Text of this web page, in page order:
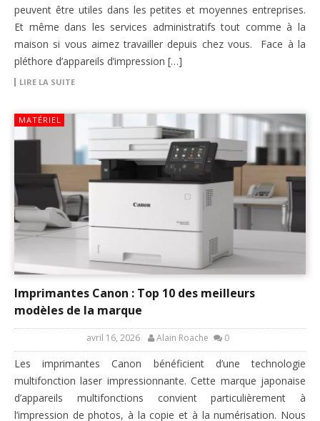
peuvent être utiles dans les petites et moyennes entreprises.
Et même dans les services administratifs tout comme à la
maison si vous aimez travailler depuis chez vous. Face à la
pléthore d’appareils d’impression […]
LIRE LA SUITE
MATÉRIEL
Imprimantes Canon : Top 10 des meilleurs
modèles de la marque
avril 16, 2026 Alain Roache 0
Les imprimantes Canon bénéficient d’une technologie
multifonction laser impressionnante. Cette marque japonaise
d’appareils multifonctions convient particulièrement à
l’impression de photos, à la copie et à la numérisation. Nous